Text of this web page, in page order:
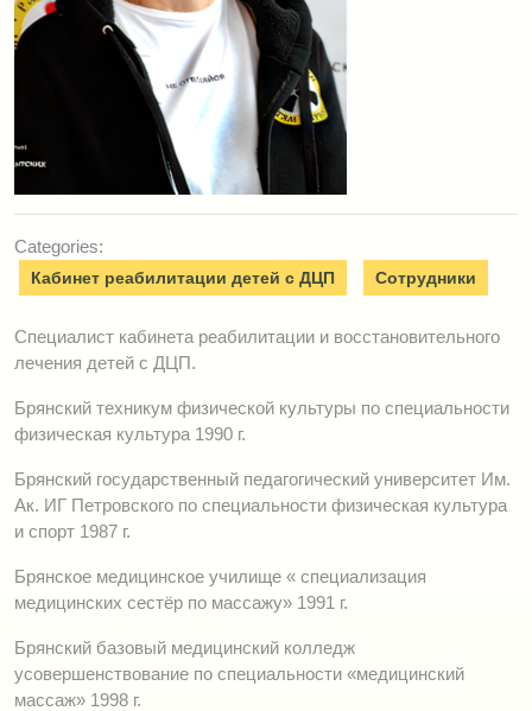
Categories:
Кабинет реабилитации детей с ДЦП Сотрудники
Специалист кабинета реабилитации и восстановительного
лечения детей с ДЦП.
Брянский техникум физической культуры по специальности
физическая культура 1990 г.
Брянский государственный педагогический университет Им.
Ак. ИГ Петровского по специальности физическая культура
и спорт 1987 г.
Брянское медицинское училище « специализация
медицинских сестёр по массажу» 1991 г.
Брянский базовый медицинский колледж
усовершенствование по специальности «медицинский
массаж» 1998 г.